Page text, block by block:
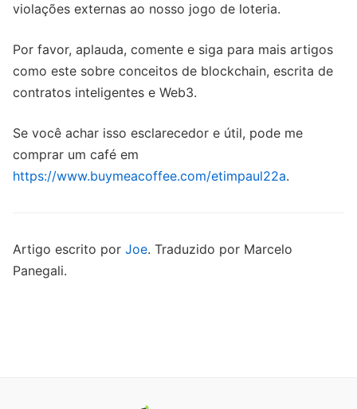
violações externas ao nosso jogo de loteria.
Por favor, aplauda, comente e siga para mais artigos
como este sobre conceitos de blockchain, escrita de
contratos inteligentes e Web3.
Se você achar isso esclarecedor e útil, pode me
comprar um café em
https://www.buymeacoffee.com/etimpaul22a.
Artigo escrito por Joe. Traduzido por Marcelo
Panegali.